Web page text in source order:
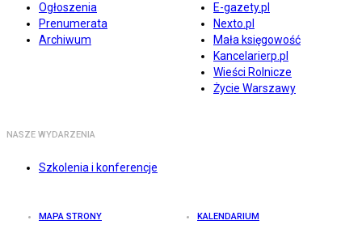
Ogłoszenia
Prenumerata
Archiwum
E-gazety.pl
Nexto.pl
Mała księgowość
Kancelarierp.pl
Wieści Rolnicze
Życie Warszawy
NASZE WYDARZENIA
Szkolenia i konferencje
MAPA STRONY KALENDARIUM